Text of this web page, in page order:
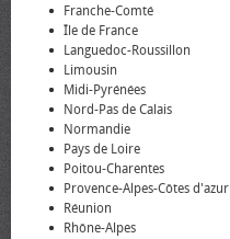
Franche-Comté
Île de France
Languedoc-Roussillon
Limousin
Midi-Pyrénées
Nord-Pas de Calais
Normandie
Pays de Loire
Poitou-Charentes
Provence-Alpes-Côtes d'azur
Réunion
Rhône-Alpes